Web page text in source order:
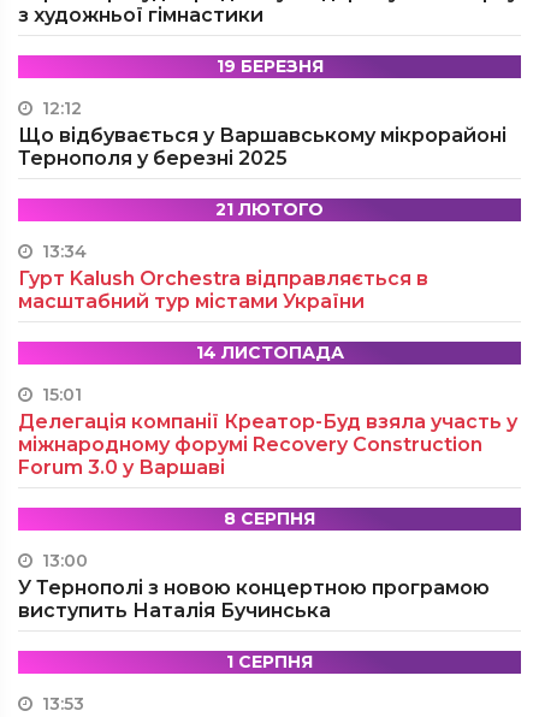
з художньої гімнастики
19 БЕРЕЗНЯ
12:12
Що відбувається у Варшавському мікрорайоні
Тернополя у березні 2025
21 ЛЮТОГО
13:34
Гурт Kalush Orchestra відправляється в
масштабний тур містами України
14 ЛИСТОПАДА
15:01
Делегація компанії Креатор-Буд взяла участь у
міжнародному форумі Recovery Construction
Forum 3.0 у Варшаві
8 СЕРПНЯ
13:00
У Тернополі з новою концертною програмою
виступить Наталія Бучинська
1 СЕРПНЯ
13:53